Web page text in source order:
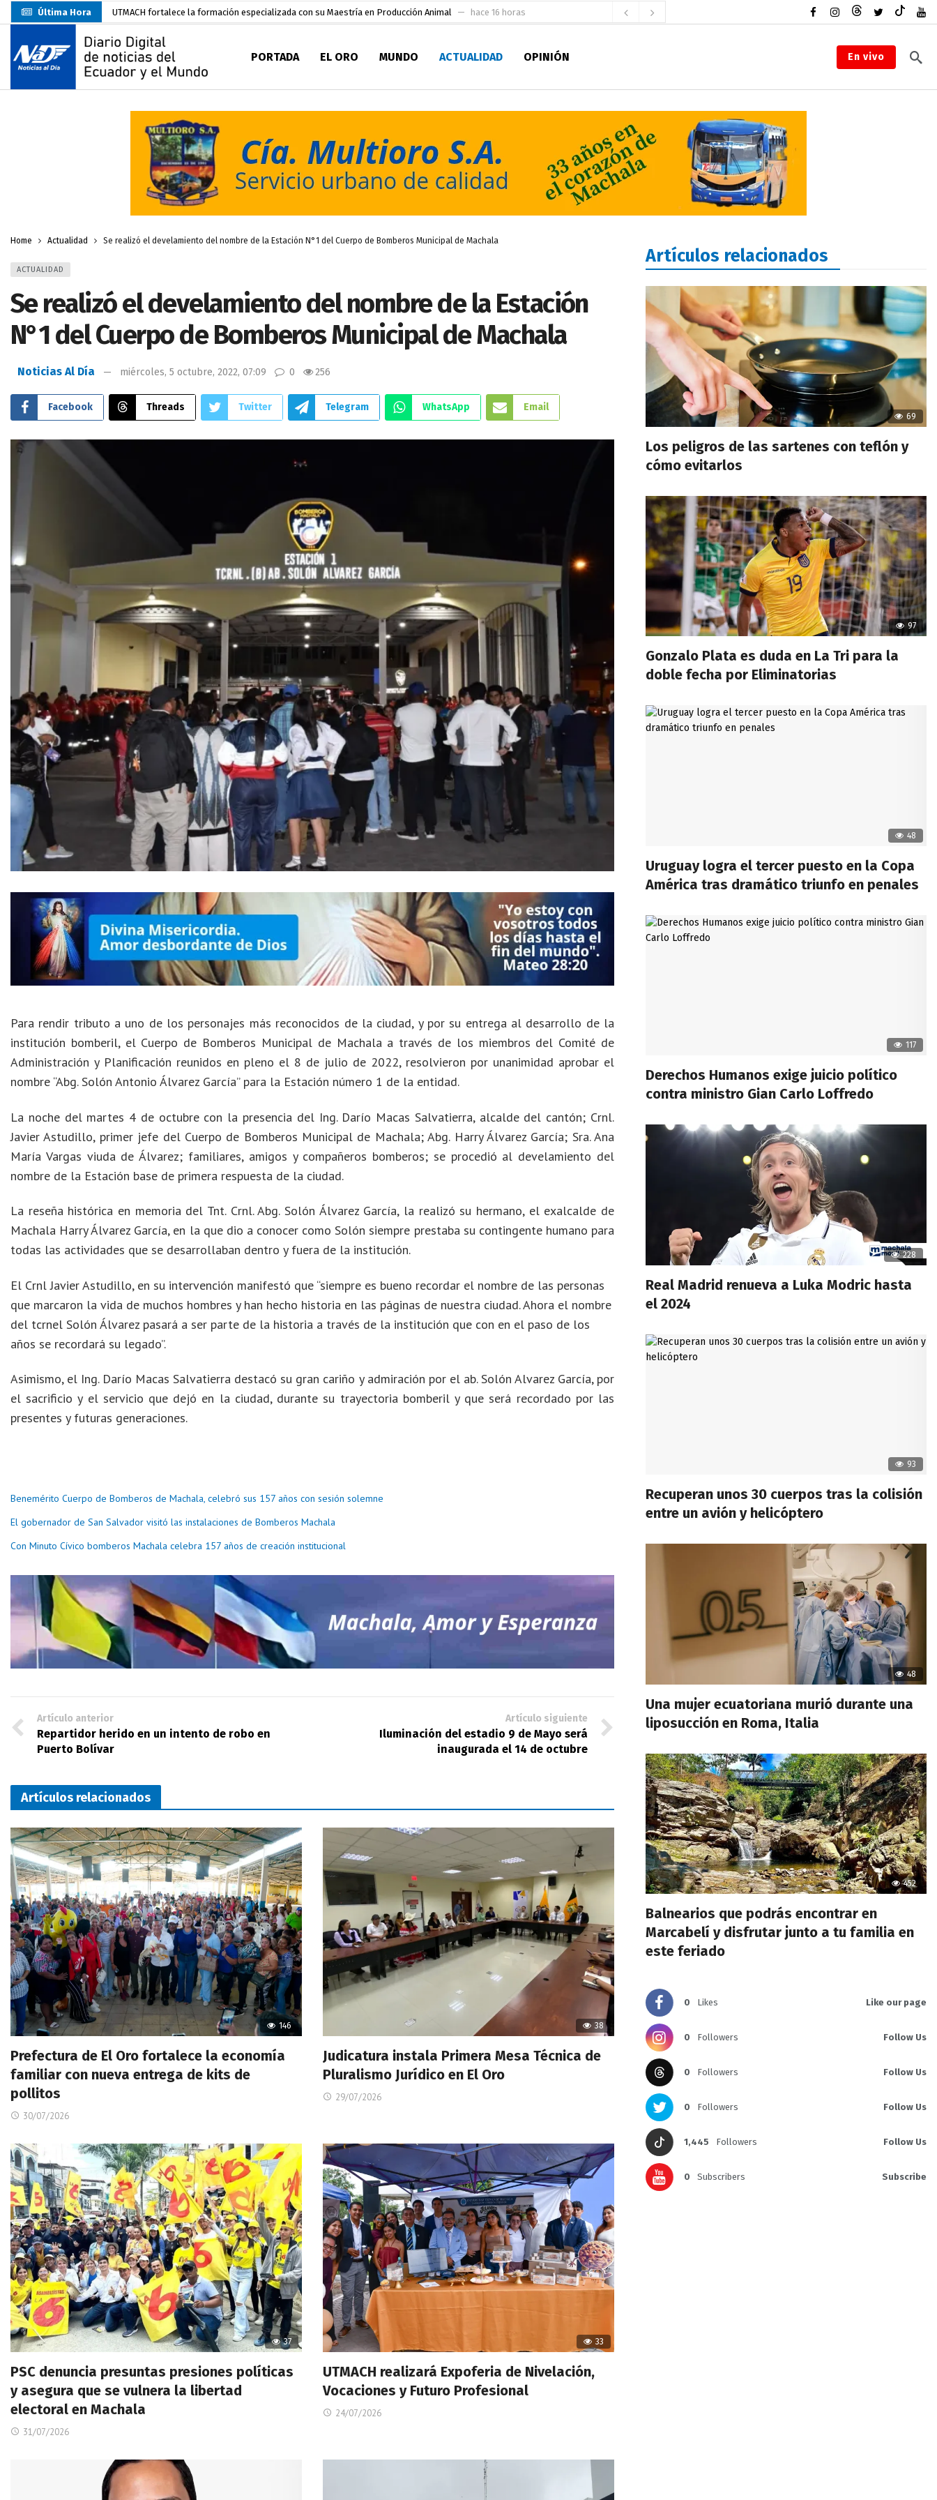
Última Hora UTMACH fortalece la formación especializada con su Maestría en Producción Animal hace 16 horas
Unidad Popular confirma acuerdo político con RC, socialismo y Lista 70 en Pichincha y varias provincias
Delegación de El Oro fiscaliza propaganda electoral hace 21 horas
Gobierno Estudiantil Ugartino 2026-2027, fue posesionado
Carlos Rodríguez presentó documentación certificada para su inscripción a la alcaldía de Machala
Colombia reanuda venta de energía hace 2 días
Carlos Rodríguez inscribe su candidatura a la alcaldía de Machala hace 3 días
Más de 3.800 escuelas estarían en riesgo por El Niño hace 2 horas
PORTADA EL ORO MUNDO ACTUALIDAD OPINIÓN En vivo
Home Actualidad Se realizó el develamiento del nombre de la Estación N°1 del Cuerpo de Bomberos Municipal de Machala
ACTUALIDAD
Se realizó el develamiento del nombre de la Estación
N°1 del Cuerpo de Bomberos Municipal de Machala
Noticias Al Día miércoles, 5 octubre, 2022, 07:09 0 256
Facebook Threads Twitter Telegram WhatsApp Email
Para rendir tributo a uno de los personajes más reconocidos de la ciudad, y por su entrega al desarrollo de la
institución bomberil, el Cuerpo de Bomberos Municipal de Machala a través de los miembros del Comité de
Administración y Planificación reunidos en pleno el 8 de julio de 2022, resolvieron por unanimidad aprobar el
nombre “Abg. Solón Antonio Álvarez García” para la Estación número 1 de la entidad.
La noche del martes 4 de octubre con la presencia del Ing. Darío Macas Salvatierra, alcalde del cantón; Crnl.
Javier Astudillo, primer jefe del Cuerpo de Bomberos Municipal de Machala; Abg. Harry Álvarez García; Sra. Ana
María Vargas viuda de Álvarez; familiares, amigos y compañeros bomberos; se procedió al develamiento del
nombre de la Estación base de primera respuesta de la ciudad.
La reseña histórica en memoria del Tnt. Crnl. Abg. Solón Álvarez García, la realizó su hermano, el exalcalde de
Machala Harry Álvarez García, en la que dio a conocer como Solón siempre prestaba su contingente humano para
todas las actividades que se desarrollaban dentro y fuera de la institución.
El Crnl Javier Astudillo, en su intervención manifestó que “siempre es bueno recordar el nombre de las personas
que marcaron la vida de muchos hombres y han hecho historia en las páginas de nuestra ciudad. Ahora el nombre
del tcrnel Solón Álvarez pasará a ser parte de la historia a través de la institución que con en el paso de los
años se recordará su legado”.
Asimismo, el Ing. Darío Macas Salvatierra destacó su gran cariño y admiración por el ab. Solón Alvarez García, por
el sacrificio y el servicio que dejó en la ciudad, durante su trayectoria bomberil y que será recordado por las
presentes y futuras generaciones.
Benemérito Cuerpo de Bomberos de Machala, celebró sus 157 años con sesión solemne
El gobernador de San Salvador visitó las instalaciones de Bomberos Machala
Con Minuto Cívico bomberos Machala celebra 157 años de creación institucional
Artículo anterior
Repartidor herido en un intento de robo en
Puerto Bolívar
Artículo siguiente
Iluminación del estadio 9 de Mayo será
inaugurada el 14 de octubre
Artículos relacionados
146
Prefectura de El Oro fortalece la economía
familiar con nueva entrega de kits de
pollitos
30/07/2026
38
Judicatura instala Primera Mesa Técnica de
Pluralismo Jurídico en El Oro
29/07/2026
37
PSC denuncia presuntas presiones políticas
y asegura que se vulnera la libertad
electoral en Machala
31/07/2026
33
UTMACH realizará Expoferia de Nivelación,
Vocaciones y Futuro Profesional
24/07/2026
Artículos relacionados
69
Los peligros de las sartenes con teflón y
cómo evitarlos
97
Gonzalo Plata es duda en La Tri para la
doble fecha por Eliminatorias
48
Uruguay logra el tercer puesto en la Copa
América tras dramático triunfo en penales
117
Derechos Humanos exige juicio político
contra ministro Gian Carlo Loffredo
228
Real Madrid renueva a Luka Modric hasta
el 2024
93
Recuperan unos 30 cuerpos tras la colisión
entre un avión y helicóptero
48
Una mujer ecuatoriana murió durante una
liposucción en Roma, Italia
452
Balnearios que podrás encontrar en
Marcabelí y disfrutar junto a tu familia en
este feriado
0 Likes Like our page
0 Followers Follow Us
0 Followers Follow Us
0 Followers Follow Us
1,445 Followers Follow Us
0 Subscribers Subscribe